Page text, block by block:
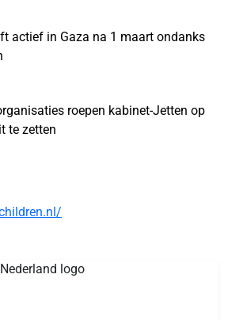
actief in Gaza na 1 maart ondanks
roepen kabinet-Jetten op
te zetten